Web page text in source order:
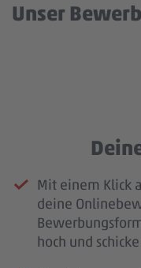
Unser
Mit einem Klick
deine
hoch und